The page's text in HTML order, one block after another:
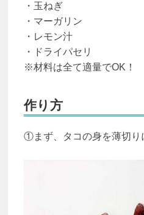
・玉ねぎ
・マーガリン
・レモン汁
・ドライパセリ
※材料は全て適量でOK！
作り方
①まず、タコの身を薄切り